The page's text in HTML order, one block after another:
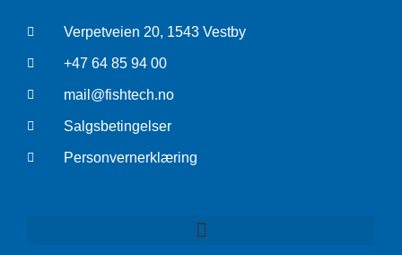
Verpetveien 20, 1543 Vestby
+47 64 85 94 00
mail@fishtech.no
Salgsbetingelser
Personvernerklæring